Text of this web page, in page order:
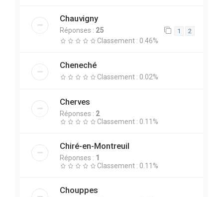
Chauvigny
Réponses : 25 1 2
Classement : 0.46%
Cheneché
Classement : 0.02%
Cherves
Réponses : 2
Classement : 0.11%
Chiré-en-Montreuil
Réponses : 1
Classement : 0.11%
Chouppes